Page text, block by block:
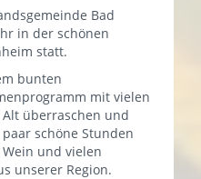
Bad
in der schönen
statt.
bunten
mit vielen
überraschen und
schöne Stunden
und vielen
unserer Region.